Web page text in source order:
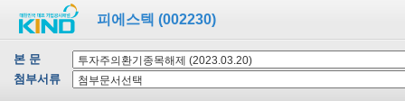
피에스텍 (002230)
본 문
첨부서류